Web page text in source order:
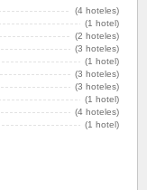
(4 hoteles)
(1 hotel)
(2 hoteles)
(3 hoteles)
(1 hotel)
(3 hoteles)
(3 hoteles)
(1 hotel)
(4 hoteles)
(1 hotel)